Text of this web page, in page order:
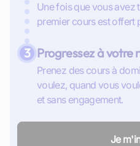
Une fois que vous avez
premier cours est offert
3 Progressez à votre
Prenez des cours à
voulez, quand vous
et sans engagement.
Je